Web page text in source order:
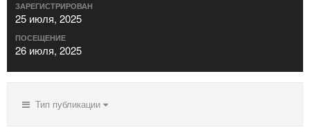
ЗАРЕГИСТРИРОВАН
25 июля, 2025
ПОСЕЩЕНИЕ
26 июля, 2025
Тип публикации